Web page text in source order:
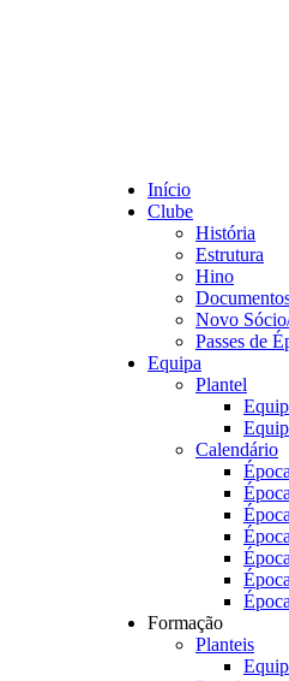
Início
Clube
História
Estrutura
Hino
Novo
Passes de
Equipa
Plantel
Calendário
Formação
Planteis